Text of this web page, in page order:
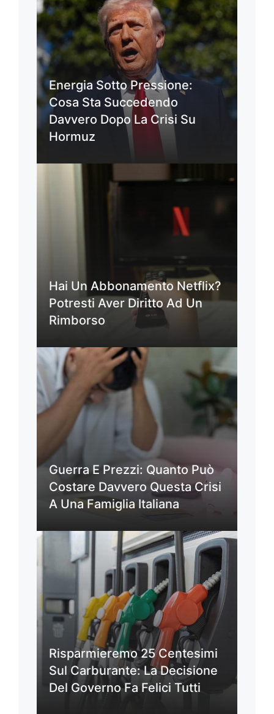
Energia Sotto Pressione:
Cosa Sta Succedendo
Davvero Dopo La Crisi Su
Hormuz
Hai Un Abbonamento Netflix?
Potresti Aver Diritto Ad Un
Rimborso
Guerra E Prezzi: Quanto Può
Costare Davvero Questa Crisi
A Una Famiglia Italiana
Risparmieremo 25 Centesimi
Sul Carburante: La Decisione
Del Governo Fa Felici Tutti